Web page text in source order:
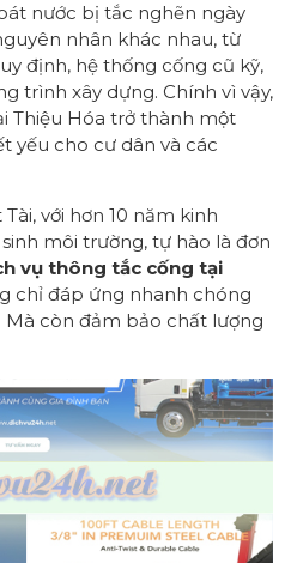
nước bị tắc nghẽn ngày
nhân khác nhau, từ
định, hệ thống cống cũ kỹ,
trình xây dựng. Chính vì vậy,
Thiệu Hóa trở thành một
yếu cho cư dân và các
với hơn 10 năm kinh
môi trường, tự hào là đơn
vụ thông tắc cống tại
chỉ đáp ứng nhanh chóng
còn đảm bảo chất lượng